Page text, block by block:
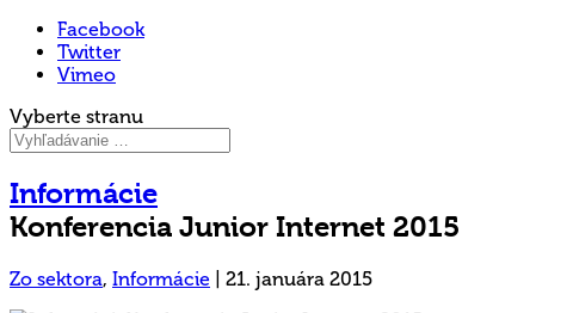
Facebook
Twitter
Vimeo
Vyberte stranu
Informácie
Konferencia Junior Internet 2015
Zo sektora, Informácie 21. januára 2015